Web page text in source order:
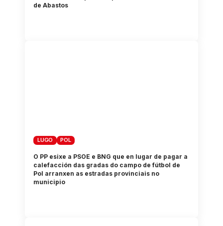
de Abastos
LUGO POL
O PP esixe a PSOE e BNG que en lugar de pagar a
calefacción das gradas do campo de fútbol de
Pol arranxen as estradas provinciais no
municipio